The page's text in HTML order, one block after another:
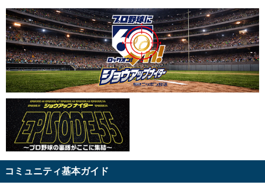
コミュニティ基本ガイド